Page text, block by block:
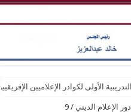
الأولى لكوادر الإعلاميين
الإعلام الديني /
9